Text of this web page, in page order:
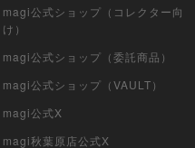
magi公式ショップ（コレクター向
け）
magi公式ショップ（委託商品）
magi公式ショップ（VAULT）
magi公式X
magi秋葉原店公式X